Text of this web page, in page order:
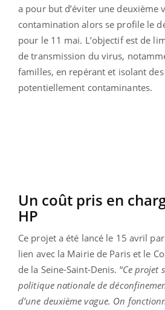
a pour but d’éviter une deuxième
contamination alors se profile le
pour le 11 mai. L’objectif est de
de transmission du virus,
familles, en repérant et isolant
potentiellement contaminantes.
Un coût pris en
HP
Ce projet a été lancé le 15 avril par
lien avec la Mairie de Paris et le
de la Seine-Saint-Denis. “Ce projet
politique nationale de
d’une deuxième vague. On